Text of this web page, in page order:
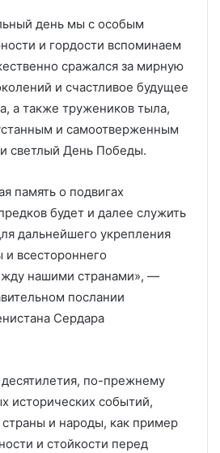
день мы с особым
и гордости вспоминаем
сражался за мирную
и счастливое будущее
а также тружеников тыла,
и самоотверженным
светлый День Победы.
память о подвигах
будет и далее служить
дальнейшего укрепления
всестороннего
нашими странами», —
послании
Сердара
десятилетия, по-прежнему
исторических событий,
и народы, как пример
и стойкости перед